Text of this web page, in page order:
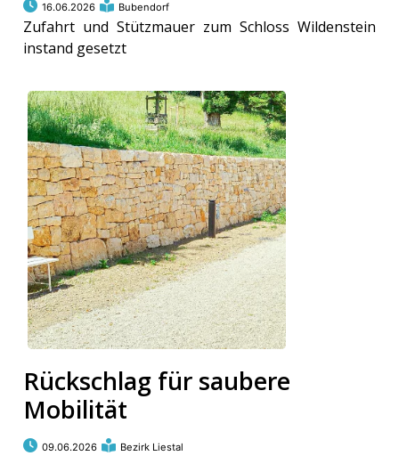
16.06.2026 Bubendorf
Zufahrt und Stützmauer zum Schloss Wildenstein
instand gesetzt
Rückschlag für saubere
Mobilität
09.06.2026 Bezirk Liestal